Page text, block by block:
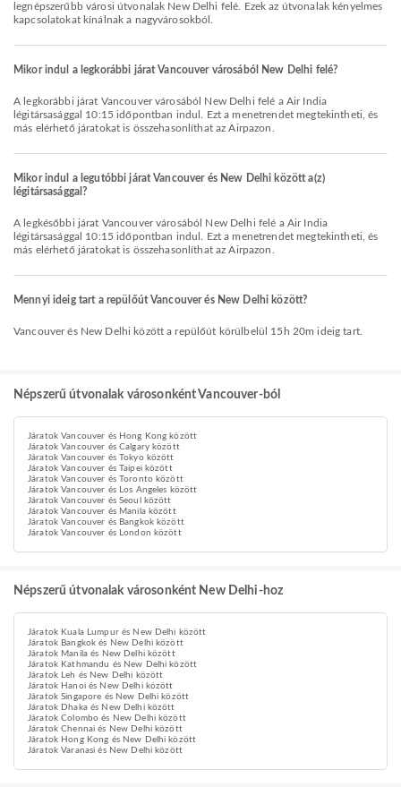
legnépszerűbb városi útvonalak New Delhi felé. Ezek az útvonalak kényelmes
kapcsolatokat kínálnak a nagyvárosokból.
Mikor indul a legkorábbi járat Vancouver városából New Delhi felé?
A legkorábbi járat Vancouver városából New Delhi felé a Air India
légitársasággal 10:15 időpontban indul. Ezt a menetrendet megtekintheti, és
más elérhető járatokat is összehasonlíthat az Airpazon.
Mikor indul a legutóbbi járat Vancouver és New Delhi között a(z)
légitársasággal?
A legkésőbbi járat Vancouver városából New Delhi felé a Air India
légitársasággal 10:15 időpontban indul. Ezt a menetrendet megtekintheti, és
más elérhető járatokat is összehasonlíthat az Airpazon.
Mennyi ideig tart a repülőút Vancouver és New Delhi között?
Vancouver és New Delhi között a repülőút körülbelül 15h 20m ideig tart.
Népszerű útvonalak városonként Vancouver-ból
Járatok Vancouver és Hong Kong között
Járatok Vancouver és Calgary között
Járatok Vancouver és Tokyo között
Járatok Vancouver és Taipei között
Járatok Vancouver és Toronto között
Járatok Vancouver és Los Angeles között
Járatok Vancouver és Seoul között
Járatok Vancouver és Manila között
Járatok Vancouver és Bangkok között
Járatok Vancouver és London között
Népszerű útvonalak városonként New Delhi-hoz
Járatok Kuala Lumpur és New Delhi között
Járatok Bangkok és New Delhi között
Járatok Manila és New Delhi között
Járatok Kathmandu és New Delhi között
Járatok Leh és New Delhi között
Járatok Hanoi és New Delhi között
Járatok Singapore és New Delhi között
Járatok Dhaka és New Delhi között
Járatok Colombo és New Delhi között
Járatok Chennai és New Delhi között
Járatok Hong Kong és New Delhi között
Járatok Varanasi és New Delhi között